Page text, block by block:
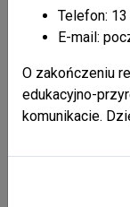
Telefon:
E-mail:
O zakończeniu
edukacyjno-
komunikacie.